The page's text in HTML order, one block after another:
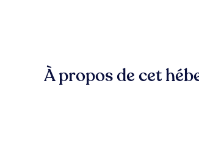
À propos de cet